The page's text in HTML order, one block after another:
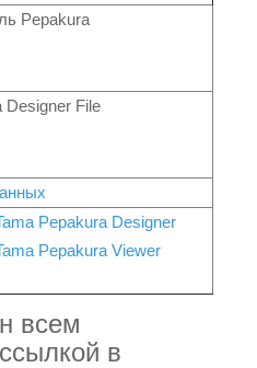
Pepakura
Designer File
Pepakura Designer
Pepakura Viewer
всем
в